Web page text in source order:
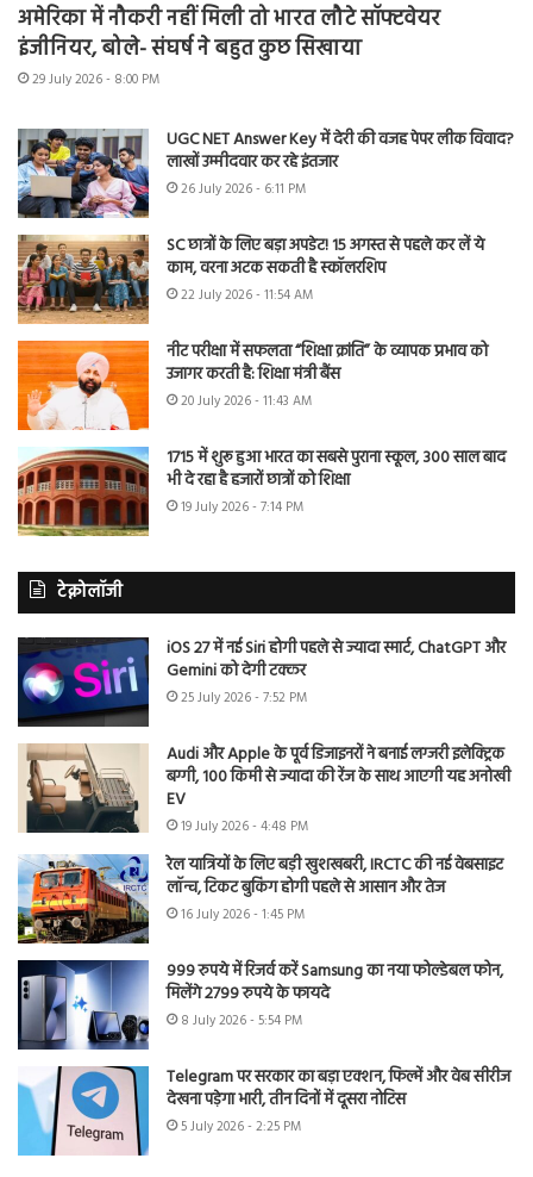
अमेरिका में नौकरी नहीं मिली तो भारत लौटे सॉफ्टवेयर
इंजीनियर, बोले- संघर्ष ने बहुत कुछ सिखाया
29 July 2026 - 8:00 PM
UGC NET Answer Key में देरी की वजह पेपर लीक विवाद?
लाखों उम्मीदवार कर रहे इंतजार
26 July 2026 - 6:11 PM
SC छात्रों के लिए बड़ा अपडेट! 15 अगस्त से पहले कर लें ये
काम, वरना अटक सकती है स्कॉलरशिप
22 July 2026 - 11:54 AM
नीट परीक्षा में सफलता “शिक्षा क्रांति” के व्यापक प्रभाव को
उजागर करती है: शिक्षा मंत्री बैंस
20 July 2026 - 11:43 AM
1715 में शुरू हुआ भारत का सबसे पुराना स्कूल, 300 साल बाद
भी दे रहा है हजारों छात्रों को शिक्षा
19 July 2026 - 7:14 PM
टेक्नोलॉजी
iOS 27 में नई Siri होगी पहले से ज्यादा स्मार्ट, ChatGPT और
Gemini को देगी टक्कर
25 July 2026 - 7:52 PM
Audi और Apple के पूर्व डिजाइनरों ने बनाई लग्जरी इलेक्ट्रिक
बग्गी, 100 किमी से ज्यादा की रेंज के साथ आएगी यह अनोखी
EV
19 July 2026 - 4:48 PM
रेल यात्रियों के लिए बड़ी खुशखबरी, IRCTC की नई वेबसाइट
लॉन्च, टिकट बुकिंग होगी पहले से आसान और तेज
16 July 2026 - 1:45 PM
999 रुपये में रिजर्व करें Samsung का नया फोल्डेबल फोन,
मिलेंगे 2799 रुपये के फायदे
8 July 2026 - 5:54 PM
Telegram पर सरकार का बड़ा एक्शन, फिल्में और वेब सीरीज
देखना पड़ेगा भारी, तीन दिनों में दूसरा नोटिस
5 July 2026 - 2:25 PM